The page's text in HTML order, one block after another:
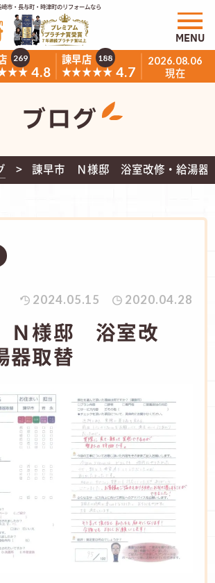
崎市・長与町・時津町のリフォームなら
4.8
269
諫早店
★★★★★ 4.7
188 2026.08.06
現在
MENU
ブログ
諌早市 Ｎ様邸 浴室改修・給湯器
2024.05.15 2020.04.28
様邸 浴室改
器取替